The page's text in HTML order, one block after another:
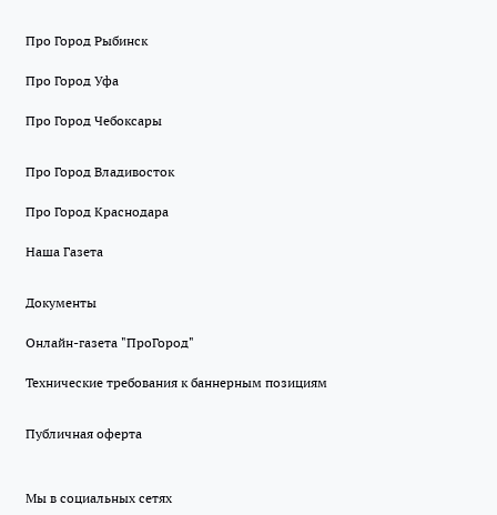
Про Город Рыбинск
Про Город Уфа
Про Город Чебоксары
Про Город Владивосток
Про Город Краснодара
Наша Газета
Документы
Онлайн-газета "ПроГород"
Технические требования к баннерным позициям
Публичная оферта
Мы в социальных сетях